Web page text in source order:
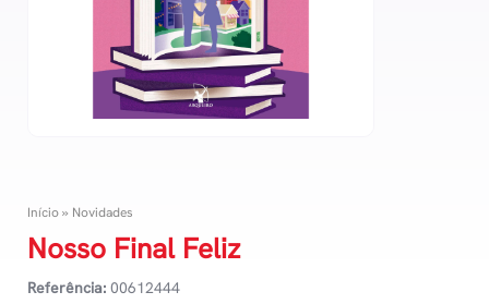
Início» Novidades
Nosso Final Feliz
Referência: 00612444